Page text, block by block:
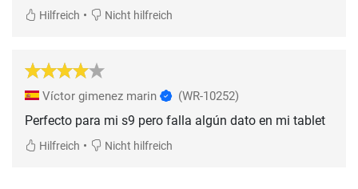
Hilfreich • Nicht hilfreich
Víctor gimenez marin (WR-10252)
Perfecto para mi s9 pero falla algún dato en mi tablet
Hilfreich • Nicht hilfreich